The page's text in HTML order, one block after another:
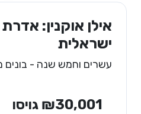
אילן אוקנין:
ישראלית
עשרים וחמש שנה - בונים
₪30,001 גויסו